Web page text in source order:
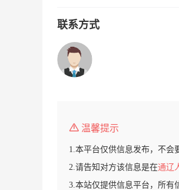
联系方式
温馨提示
1.本平台仅供信息发布，不会
2.请告知对方该信息是在通辽
3.本站仅提供信息平台，所有